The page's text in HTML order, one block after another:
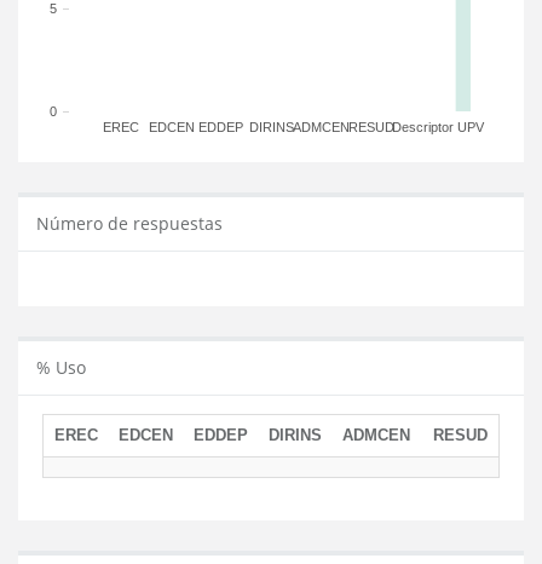
EREC EDCEN EDDEP DIRINSADMCENRESUDDescriptor UPV
0
5
Número de respuestas
% Uso
EREC EDCEN EDDEP DIRINS ADMCEN RESUD